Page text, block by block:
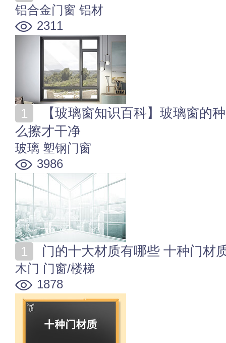
铝合金门窗 铝材
2311
么擦才干净
玻璃 塑钢门窗
3986
门的十大材质有哪些 十种门材
木门 门窗/楼梯
1878